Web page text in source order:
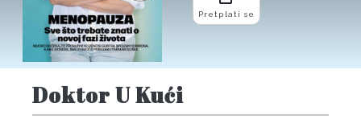
Pretplati se
Doktor U Kući